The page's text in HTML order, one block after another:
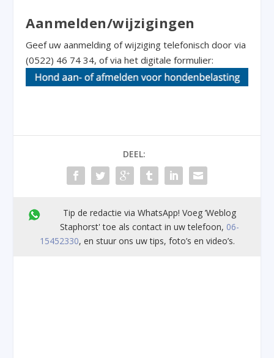
Aanmelden/wijzigingen
Geef uw aanmelding of wijziging telefonisch door via
(0522) 46 74 34, of via het digitale formulier:
DEEL:
Tip de redactie via WhatsApp! Voeg ’Weblog
Staphorst' toe als contact in uw telefoon, 06-
15452330, en stuur ons uw tips, foto’s en video’s.